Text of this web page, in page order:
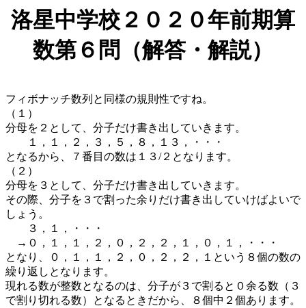
洛星中学校２０２０年前期算
数第６問（解答・解説）
フィボナッチ数列と同様の規則性ですね。
（１）
分母を２として、分子だけ書き出していきます。
１，１，２，３，５，８，１３，・・・
となるから、７番目の数は１３/２となります。
（２）
分母を３として、分子だけ書き出していきます。
その際、分子を３で割った余りだけ書き出していけばよいで
しょう。
３，１，・・・
→０，１，１，２，０，２，２，１，０，１，・・・
となり、０，１，１，２，０，２，２，１という８個の数の
繰り返しとなります。
現れる数が整数となるのは、分子が３で割ると０余る数（３
で割り切れる数）となるときだから、８個中２個あります。